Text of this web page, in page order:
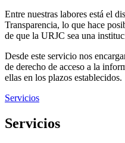
Entre nuestras labores está el
Transparencia, lo que hace
de que la URJC sea una
Desde este servicio nos
de derecho de acceso a la
ellas en los plazos establecidos.
Servicios
Servicios